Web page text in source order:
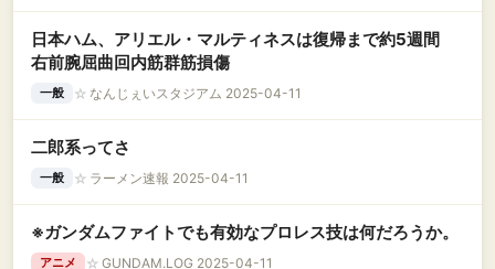
日本ハム、アリエル・マルティネスは復帰まで約5週間
右前腕屈曲回内筋群筋損傷
一般 ☆ なんじぇいスタジアム 2025-04-11
二郎系ってさ
一般 ☆ ラーメン速報 2025-04-11
※ガンダムファイトでも有効なプロレス技は何だろうか。
アニメ ☆ GUNDAM.LOG 2025-04-11